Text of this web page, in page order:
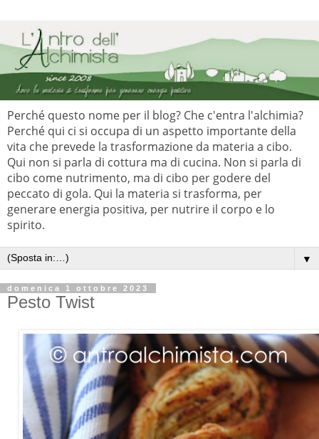
Perché questo nome per il blog? Che c'entra l'alchimia?
Perché qui ci si occupa di un aspetto importante della
vita che prevede la trasformazione da materia a cibo.
Qui non si parla di cottura ma di cucina. Non si parla di
cibo come nutrimento, ma di cibo per godere del
peccato di gola. Qui la materia si trasforma, per
generare energia positiva, per nutrire il corpo e lo
spirito.
▼
domenica 1 ottobre 2023
Pesto Twist